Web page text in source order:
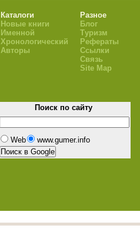
Каталоги
Новые книги
Именной
Хронологический
Авторы
Разное
Блог
Туризм
Рефераты
Ссылки
Связь
Site Map
Поиск по сайту
Web www.gumer.info